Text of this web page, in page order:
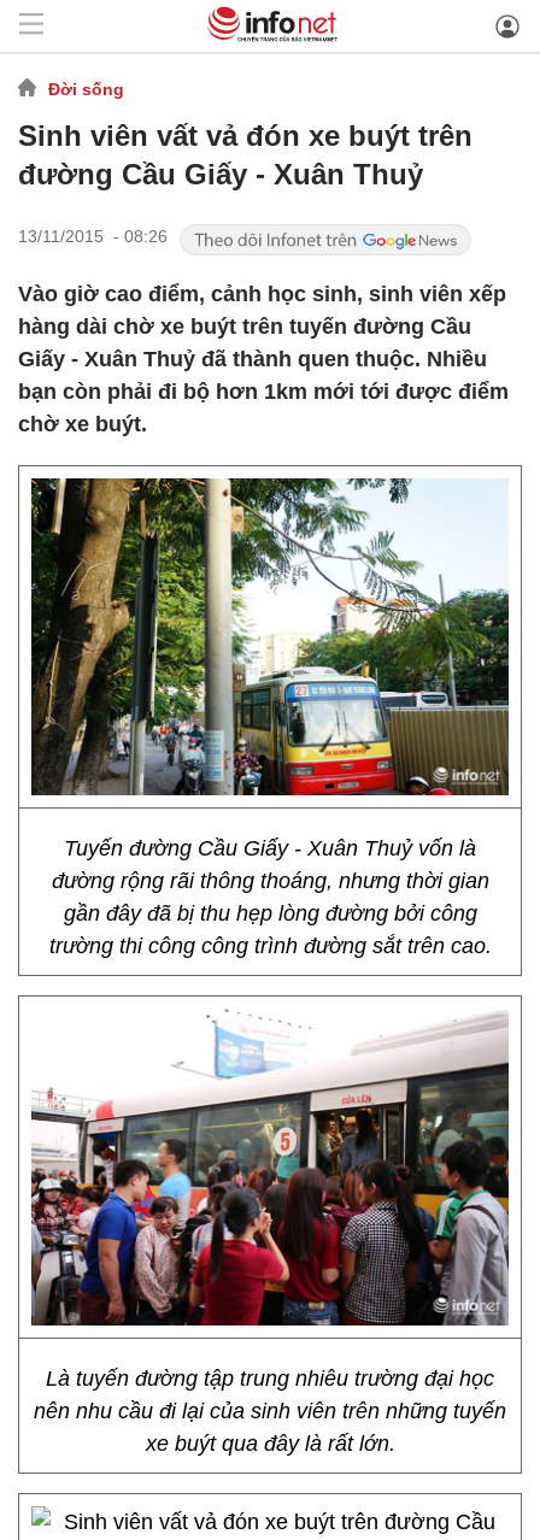
Đời sống
Sinh viên vất vả đón xe buýt trên
đường Cầu Giấy - Xuân Thuỷ
13/11/2015 - 08:26
Vào giờ cao điểm, cảnh học sinh, sinh viên xếp
hàng dài chờ xe buýt trên tuyến đường Cầu
Giấy - Xuân Thuỷ đã thành quen thuộc. Nhiều
bạn còn phải đi bộ hơn 1km mới tới được điểm
chờ xe buýt.
Tuyến đường Cầu Giấy - Xuân Thuỷ vốn là
đường rộng rãi thông thoáng, nhưng thời gian
gần đây đã bị thu hẹp lòng đường bởi công
trường thi công công trình đường sắt trên cao.
Là tuyến đường tập trung nhiêu trường đại học
nên nhu cầu đi lại của sinh viên trên những tuyến
xe buýt qua đây là rất lớn.